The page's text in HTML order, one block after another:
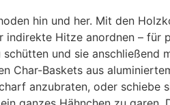
hin und her. Mit den
Hitze anordnen – für
und sie anschließend
Char-Baskets aus
anzubraten, oder schiebe